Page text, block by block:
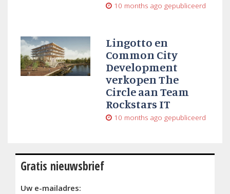
10 months ago gepubliceerd
Lingotto en
Common City
Development
verkopen The
Circle aan Team
Rockstars IT
10 months ago gepubliceerd
Gratis nieuwsbrief
Uw e-mailadres: